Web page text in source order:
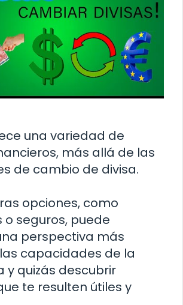
una variedad de
más allá de las
de cambio de divisa.
opciones, como
o seguros, puede
perspectiva más
capacidades de la
y quizás descubrir
te resulten útiles y